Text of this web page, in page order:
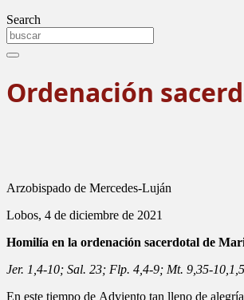
Search
Ordenación
Arzobispado de Mercedes-Luján
Lobos, 4 de diciembre de 2021
Homilía en la ordenación sacerdotal de
Jer. 1,4-10; Sal. 23; Flp. 4,4-9; Mt. 9,35-
En este tiempo de Adviento tan lleno de